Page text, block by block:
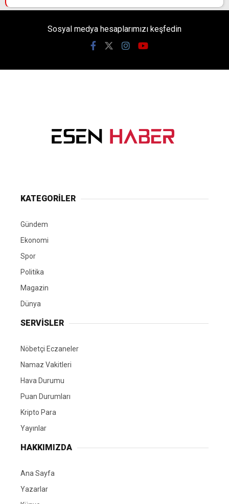
Sosyal medya hesaplarımızı keşfedin
KATEGORİLER
Gündem
Ekonomi
Spor
Politika
Magazin
Dünya
SERVİSLER
Nöbetçi Eczaneler
Namaz Vakitleri
Hava Durumu
Puan Durumları
Kripto Para
Yayınlar
HAKKIMIZDA
Ana Sayfa
Yazarlar